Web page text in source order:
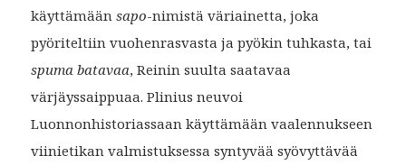
käyttämäänsapo-nimistä väriainetta, joka
pyöriteltiin vuohenrasvasta ja pyökin tuhkasta, tai
spuma batavaa, Reinin suulta saatavaa
värjäyssaippuaa. Plinius neuvoi
Luonnonhistoriassaan käyttämään vaalennukseen
viinietikan valmistuksessa syntyvää syövyttävää